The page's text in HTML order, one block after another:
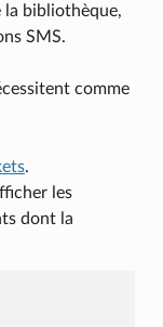
bibliothèque,
SMS.
comme
.
les
dont la